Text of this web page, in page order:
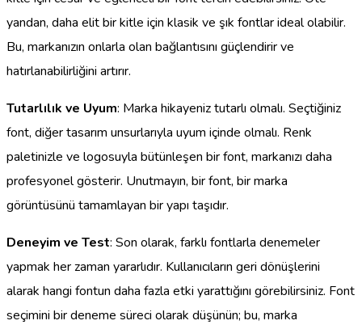
yandan, daha elit bir kitle için klasik ve şık fontlar ideal olabilir.
Bu, markanızın onlarla olan bağlantısını güçlendirir ve
hatırlanabilirliğini artırır.
Tutarlılık ve Uyum: Marka hikayeniz tutarlı olmalı. Seçtiğiniz
font, diğer tasarım unsurlarıyla uyum içinde olmalı. Renk
paletinizle ve logosuyla bütünleşen bir font, markanızı daha
profesyonel gösterir. Unutmayın, bir font, bir marka
görüntüsünü tamamlayan bir yapı taşıdır.
Deneyim ve Test: Son olarak, farklı fontlarla denemeler
yapmak her zaman yararlıdır. Kullanıcıların geri dönüşlerini
alarak hangi fontun daha fazla etki yarattığını görebilirsiniz. Font
seçimini bir deneme süreci olarak düşünün; bu, marka